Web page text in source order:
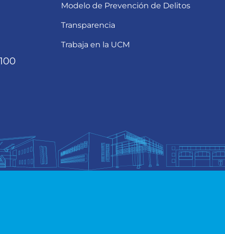
Modelo de Prevención de Delitos
Transparencia
Trabaja en la UCM